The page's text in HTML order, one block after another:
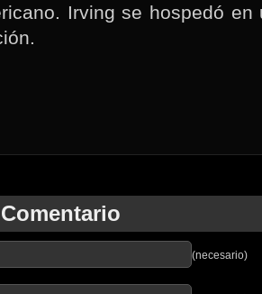
Irving se hospedó
(necesario)